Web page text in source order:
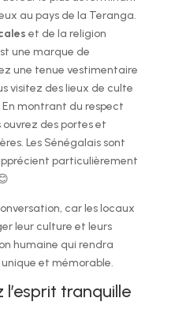
au pays de la Teranga.
et de la religion
une marque de
une tenue vestimentaire
visitez des lieux de culte
montrant du respect
ouvrez des portes et
Les Sénégalais sont
particulièrement
car les locaux
leur culture et leurs
humaine qui rendra
et mémorable.
tranquille